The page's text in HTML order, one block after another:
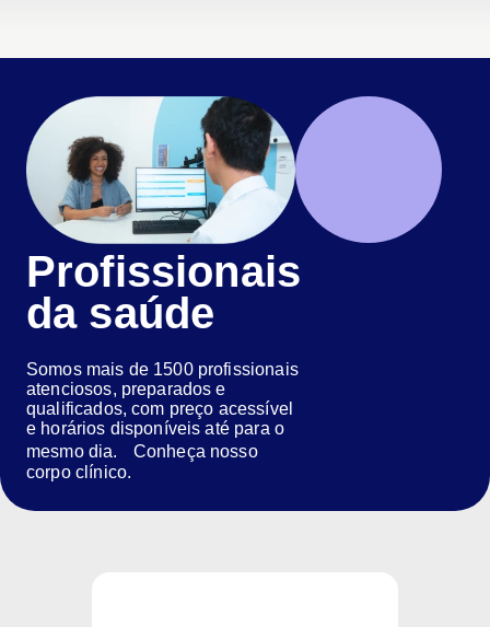
Profissionais
da saúde
Somos mais de 1500 profissionais
atenciosos, preparados e
qualificados, com preço acessível
e horários disponíveis até para o
mesmo dia. Conheça nosso
corpo clínico.